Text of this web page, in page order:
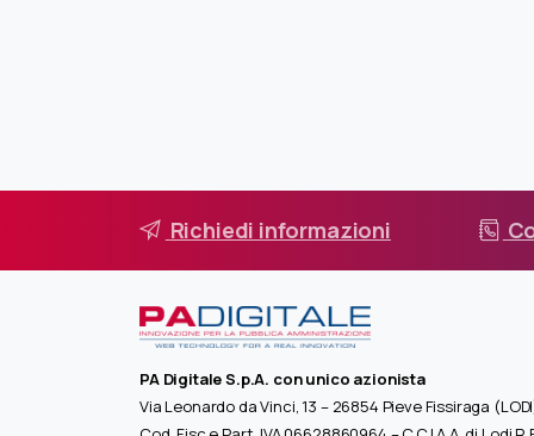
Richiedi informazioni
PA Digitale S.p.A. con unico azionista
Via Leonardo da Vinci, 13 – 26854 Pieve Fissiraga